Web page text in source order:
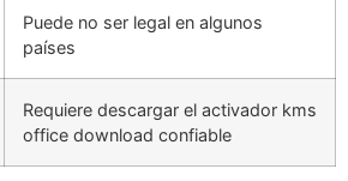
Puede no ser legal en algunos
países
Requiere descargar el activador kms
office download confiable